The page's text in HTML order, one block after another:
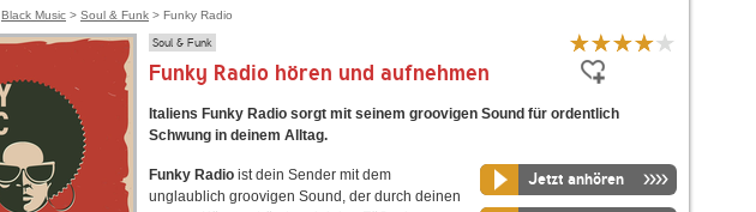
Black Music > Soul & Funk > Funky Radio
Soul & Funk
Funky Radio hören und aufnehmen
Italiens Funky Radio sorgt mit seinem groovigen Sound für ordentlich
Schwung in deinem Alltag.
Jetzt anhören
Funky Radio ist dein Sender mit dem
unglaublich groovigen Sound, der durch deinen